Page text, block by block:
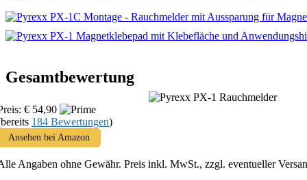
Gesamtbewertung
€ 54,90
184 Bewertungen)
Ansehen bei Amazon
Angaben ohne Gewähr. Preis inkl. MwSt., zzgl. eventueller